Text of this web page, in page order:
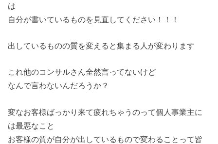
は
自分が書いているものを見直してください！！！
出しているものの質を変えると集まる人が変わります
これ他のコンサルさん全然言ってないけど
なんで言わないんだろうか？
変なお客様ばっかり来て疲れちゃうのって個人事業主に
は最悪なこと
お客様の質が自分が出しているもので変わることって皆